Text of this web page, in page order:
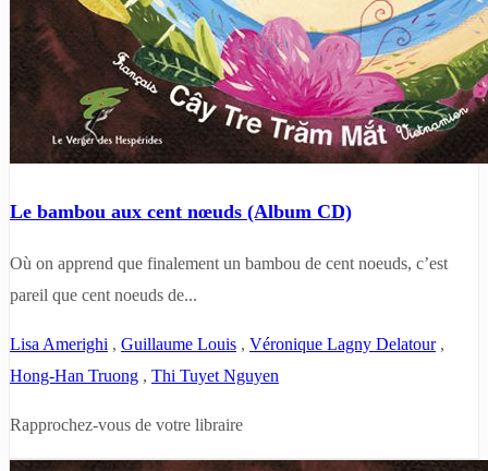
Le bambou aux cent nœuds (Album CD)
Où on apprend que finalement un bambou de cent noeuds, c’est
pareil que cent noeuds de...
Lisa Amerighi , Guillaume Louis , Véronique Lagny Delatour,
Hong-Han Truong , Thi Tuyet Nguyen
Rapprochez-vous de votre libraire